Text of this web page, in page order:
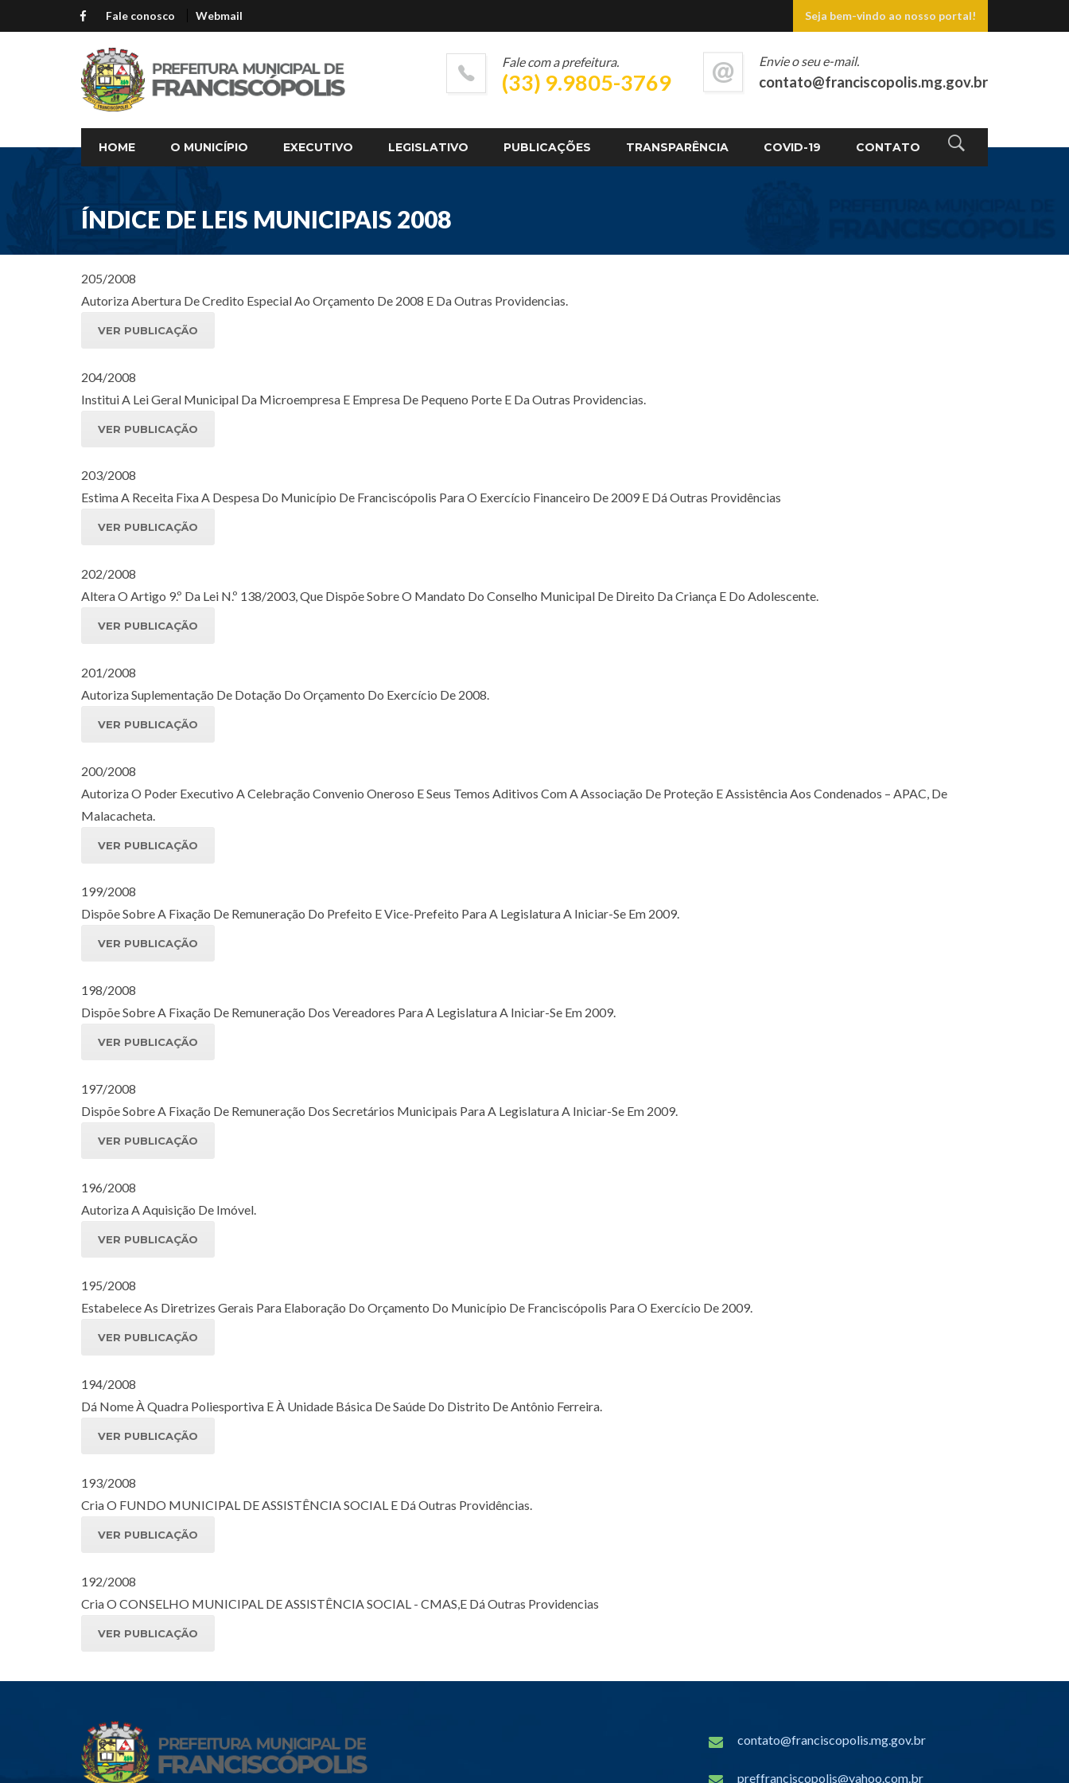
Seja bem-vindo ao nosso portal!
Fale conosco Webmail
HOME O MUNICÍPIO EXECUTIVO LEGISLATIVO PUBLICAÇÕES TRANSPARÊNCIA COVID-19 CONTATO
Envie o seu e-mail.
contato@franciscopolis.mg.gov.br
Fale com a prefeitura.
(33) 9.9805-3769
ÍNDICE DE LEIS MUNICIPAIS 2008
205/2008
Autoriza Abertura De Credito Especial Ao Orçamento De 2008 E Da Outras Providencias.
VER PUBLICAÇÃO
204/2008
Institui A Lei Geral Municipal Da Microempresa E Empresa De Pequeno Porte E Da Outras Providencias.
VER PUBLICAÇÃO
203/2008
Estima A Receita Fixa A Despesa Do Município De Franciscópolis Para O Exercício Financeiro De 2009 E Dá Outras Providências
VER PUBLICAÇÃO
202/2008
Altera O Artigo 9.º Da Lei N.º 138/2003, Que Dispõe Sobre O Mandato Do Conselho Municipal De Direito Da Criança E Do Adolescente.
VER PUBLICAÇÃO
201/2008
Autoriza Suplementação De Dotação Do Orçamento Do Exercício De 2008.
VER PUBLICAÇÃO
200/2008
Autoriza O Poder Executivo A Celebração Convenio Oneroso E Seus Temos Aditivos Com A Associação De Proteção E Assistência Aos Condenados – APAC, De
Malacacheta.
VER PUBLICAÇÃO
199/2008
Dispõe Sobre A Fixação De Remuneração Do Prefeito E Vice-Prefeito Para A Legislatura A Iniciar-Se Em 2009.
VER PUBLICAÇÃO
198/2008
Dispõe Sobre A Fixação De Remuneração Dos Vereadores Para A Legislatura A Iniciar-Se Em 2009.
VER PUBLICAÇÃO
197/2008
Dispõe Sobre A Fixação De Remuneração Dos Secretários Municipais Para A Legislatura A Iniciar-Se Em 2009.
VER PUBLICAÇÃO
196/2008
Autoriza A Aquisição De Imóvel.
VER PUBLICAÇÃO
195/2008
Estabelece As Diretrizes Gerais Para Elaboração Do Orçamento Do Município De Franciscópolis Para O Exercício De 2009.
VER PUBLICAÇÃO
194/2008
Dá Nome À Quadra Poliesportiva E À Unidade Básica De Saúde Do Distrito De Antônio Ferreira.
VER PUBLICAÇÃO
193/2008
Cria O FUNDO MUNICIPAL DE ASSISTÊNCIA SOCIAL E Dá Outras Providências.
VER PUBLICAÇÃO
192/2008
Cria O CONSELHO MUNICIPAL DE ASSISTÊNCIA SOCIAL - CMAS,E Dá Outras Providencias
VER PUBLICAÇÃO
contato@franciscopolis.mg.gov.br
preffranciscopolis@yahoo.com.br